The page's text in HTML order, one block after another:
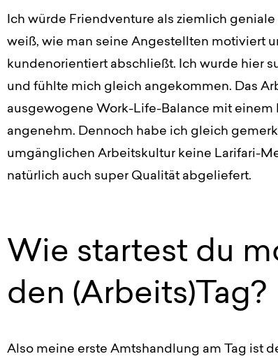
Ich würde Friendventure als ziemlich
weiß, wie man seine Angestellten motiviert
kundenorientiert abschließt. Ich wurde hier
und fühlte mich gleich angekommen. Das
ausgewogene Work-Life-Balance mit
angenehm. Dennoch habe ich gleich
umgänglichen Arbeitskultur keine Larifari-
natürlich auch super Qualität abgeliefert.
Wie startest du
den (Arbeits)Tag?
Also meine erste Amtshandlung am Tag ist